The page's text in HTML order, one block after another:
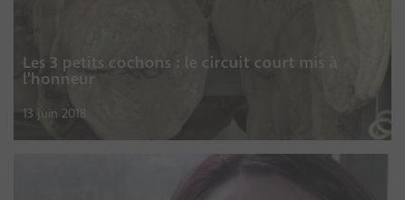
Les 3 petits cochons : le circuit court mis à
l’honneur
13 juin 2018